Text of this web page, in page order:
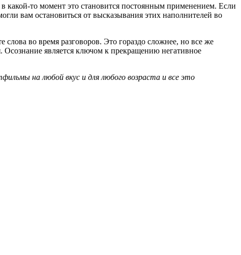
какой-то момент это становится постоянным применением. Если
вам остановиться от высказывания этих наполнителей во
во время разговоров. Это гораздо сложнее, но все же
Осознание является ключом к прекращению негативное
на любой вкус и для любого возраста и все это